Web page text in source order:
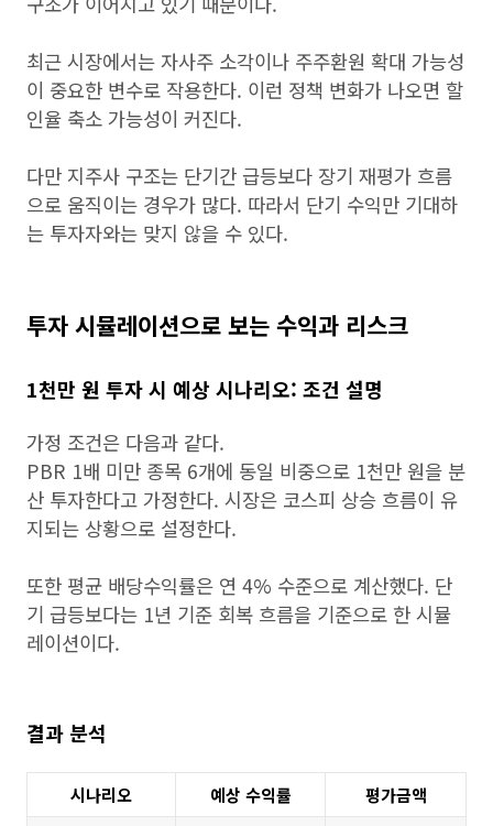
최근 시장에서는 자사주 소각이나 주주환원 확대 가능성
이 중요한 변수로 작용한다. 이런 정책 변화가 나오면 할
인율 축소 가능성이 커진다.
다만 지주사 구조는 단기간 급등보다 장기 재평가 흐름
으로 움직이는 경우가 많다. 따라서 단기 수익만 기대하
는 투자자와는 맞지 않을 수 있다.
투자 시뮬레이션으로 보는 수익과 리스크
1천만 원 투자 시 예상 시나리오: 조건 설명
가정 조건은 다음과 같다.
PBR 1배 미만 종목 6개에 동일 비중으로 1천만 원을 분
산 투자한다고 가정한다. 시장은 코스피 상승 흐름이 유
지되는 상황으로 설정한다.
또한 평균 배당수익률은 연 4% 수준으로 계산했다. 단
기 급등보다는 1년 기준 회복 흐름을 기준으로 한 시뮬
레이션이다.
결과 분석
시나리오 예상 수익률
평가금액